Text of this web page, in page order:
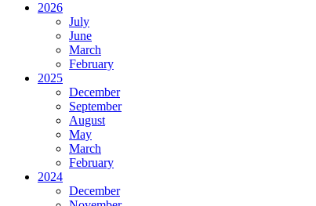
2026
July
June
March
February
2025
December
September
August
May
March
February
2024
December